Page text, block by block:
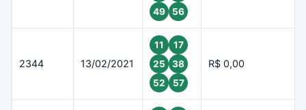
49
56
2344 13/02/2021
11
17
25
38
52
57
R$ 0,00